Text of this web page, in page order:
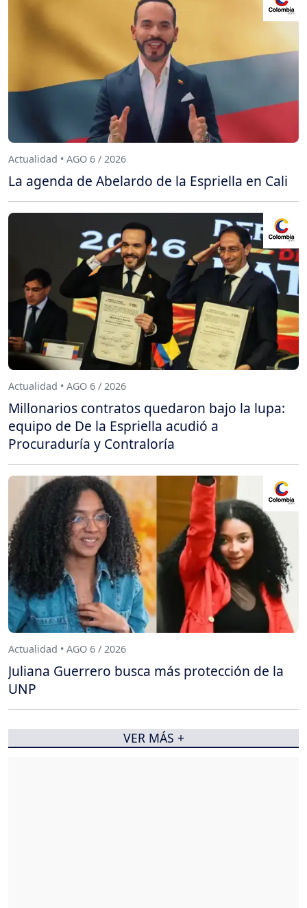
Actualidad • AGO 6 / 2026
La agenda de Abelardo de la Espriella en Cali
Actualidad • AGO 6 / 2026
Millonarios contratos quedaron bajo la lupa:
equipo de De la Espriella acudió a
Procuraduría y Contraloría
Actualidad • AGO 6 / 2026
Juliana Guerrero busca más protección de la
UNP
VER MÁS +